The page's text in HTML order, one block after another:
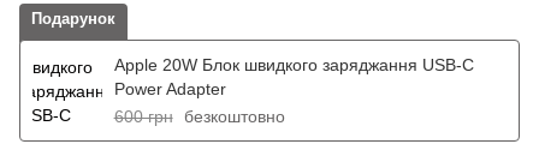
Подарунок
Apple 20W Блок швидкого заряджання USB-C
Power Adapter
600 грн безкоштовно